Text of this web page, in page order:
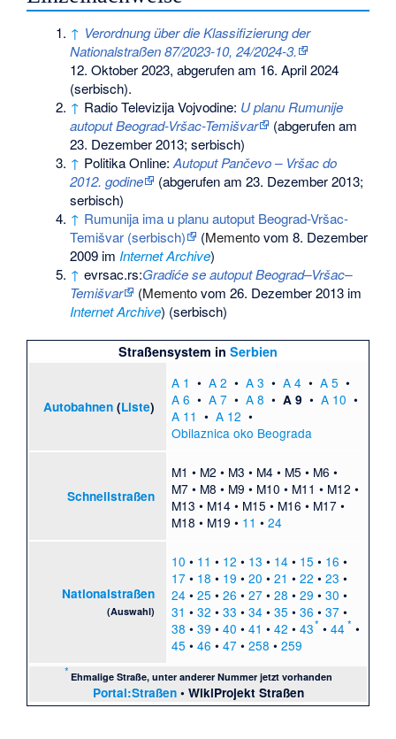
↑ Verordnung über die Klassifizierung der
Nationalstraßen 87/2023-10, 24/2024-3.
12. Oktober 2023, abgerufen am 16. April 2024
(serbisch).
↑ Radio Televizija Vojvodine: U planu Rumunije
autoput Beograd-Vršac-Temišvar
(abgerufen am
23. Dezember 2013; serbisch)
↑ Politika Online:Autoput Pančevo – Vršac do
2012. godine
(abgerufen am 23. Dezember 2013;
serbisch)
↑ Rumunija ima u planu autoput Beograd-Vršac-
Temišvar (serbisch)
(Mementovom 8. Dezember
2009 imInternet Archive)
↑ evrsac.rs:Gradiće se autoput Beograd–Vršac–
Temišvar
(Mementovom 26. Dezember 2013 im
Internet Archive) (serbisch)
Straßensystem in Serbien
Autobahnen(Liste)
A 1 • A 2 • A 3 • A 4• A 5 •
A 6 • A 7• A 8 • A 9 • A 10 •
A 11 • A 12 •
Obilaznica oko Beograda
Schnellstraßen
M1 • M2 • M3 • M4• M5 • M6 •
M7• M8 • M9 • M10 • M11 • M12 •
M13 • M14• M15 • M16 • M17•
M18 • M19 • 11 • 24
Nationalstraßen
(Auswahl)
10 • 11 • 12 • 13 • 14• 15 • 16 •
17• 18 • 19 • 20 • 21 • 22 • 23 •
24• 25 • 26 • 27• 28 • 29 • 30 •
31 • 32 • 33 • 34• 35 • 36 • 37•
38 • 39 • 40 • 41 • 42 • 43* •44* •
45 • 46 • 47• 258 • 259
* Ehmalige Straße, unter anderer Nummer jetzt vorhanden
Portal:Straßen• WikiProjekt Straßen